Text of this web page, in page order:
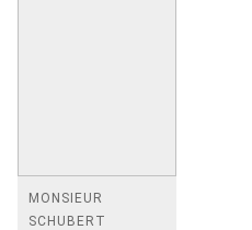
MONSIEUR
SCHUBERT